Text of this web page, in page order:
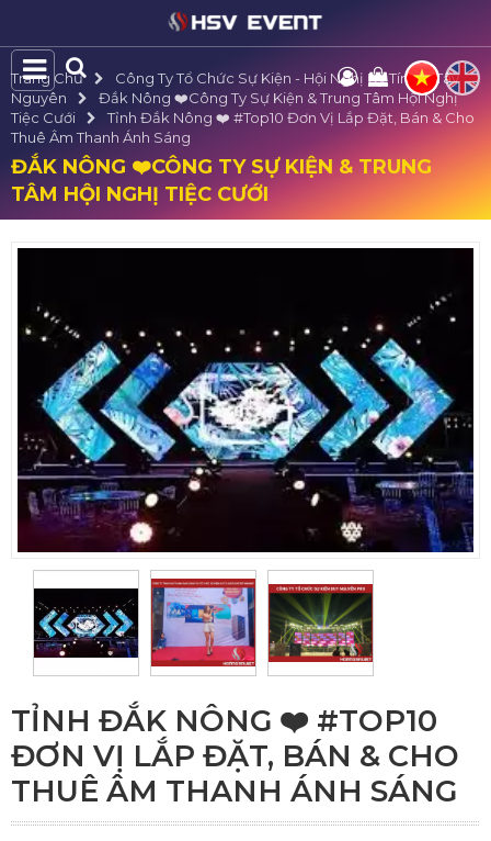
Trang Chủ
Công Ty Tổ Chức Sự Kiện - Hội Nghị Uy Tín Tại Tây
Nguyên
Đắk Nông ❤️️Công Ty Sự Kiện & Trung Tâm Hội Nghị
Tiệc Cưới
Tỉnh Đắk Nông ❤️️ #top10 Đơn Vị Lắp Đặt, Bán & Cho
Thuê Âm Thanh Ánh Sáng
ĐẮK NÔNG ❤️️CÔNG TY SỰ KIỆN & TRUNG
TÂM HỘI NGHỊ TIỆC CƯỚI
TỈNH ĐẮK NÔNG ❤️️ #TOP10
ĐƠN VỊ LẮP ĐẶT, BÁN & CHO
THUÊ ÂM THANH ÁNH SÁNG